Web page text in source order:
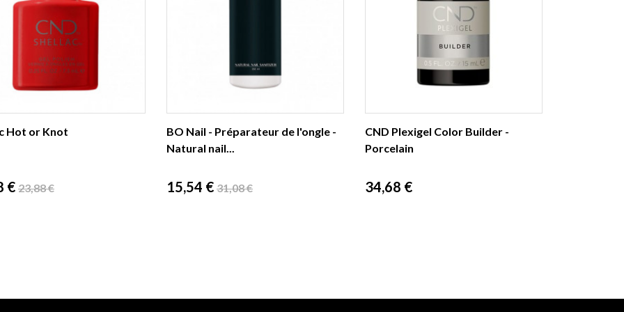
Hot or Knot
€Prix
23,88 €
BO Nail - Préparateur de l'ongle -
Natural nail...
Prix
15,54 €Prix
31,08 €
CND Plexigel Color Builder -
Porcelain
Prix
34,68 €